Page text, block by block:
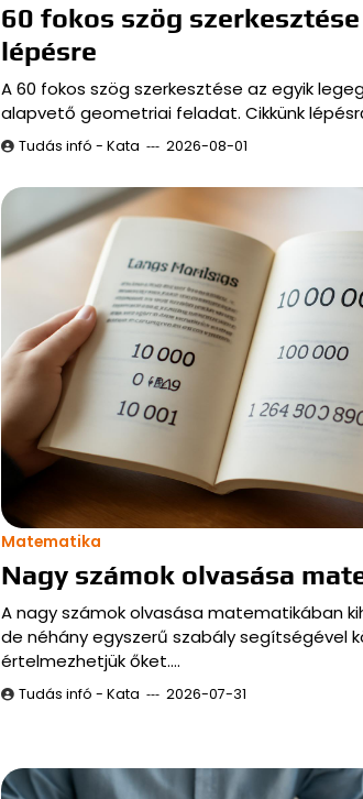
60 fokos szög
lépésre
A 60 fokos szög szerkesztése az egyik
alapvető geometriai feladat. Cikkünk
Tudás infó - Kata 2026-08-01
Matematika
Nagy számok olvasása
A nagy számok olvasása matematikában
de néhány egyszerű szabály segítségével
értelmezhetjük őket.…
Tudás infó - Kata 2026-07-31